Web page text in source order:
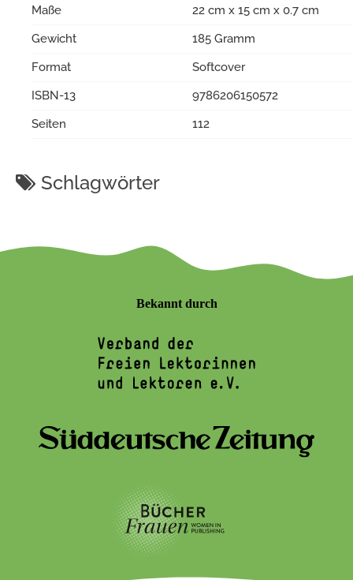
Maße
22 cm x 15 cm x 0.7 cm
Gewicht
185 Gramm
Format
Softcover
ISBN-13
9786206150572
Seiten
112
Schlagwörter
Bekannt durch